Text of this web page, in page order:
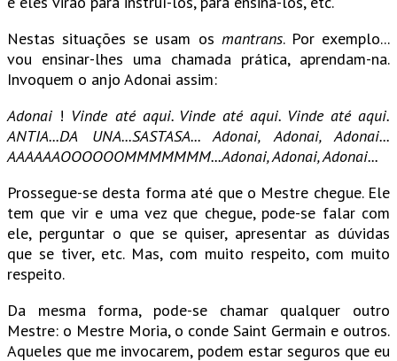
Nestas situações se usam os mantrans. Por exemplo...
vou ensinar-lhes uma chamada prática, aprendam-na.
Invoquem o anjo Adonai assim:
Adonai ! Vinde até aqui. Vinde até aqui. Vinde até aqui.
ANTIA...DA UNA...SASTASA... Adonai, Adonai, Adonai...
AAAAAAOOOOOOMMMMMMM...Adonai, Adonai, Adonai...
Prossegue-se desta forma até que o Mestre chegue. Ele
tem que vir e uma vez que chegue, pode-se falar com
ele, perguntar o que se quiser, apresentar as dúvidas
que se tiver, etc. Mas, com muito respeito, com muito
respeito.
Da mesma forma, pode-se chamar qualquer outro
Mestre: o Mestre Moria, o conde Saint Germain e outros.
Aqueles que me invocarem, podem estar seguros que eu